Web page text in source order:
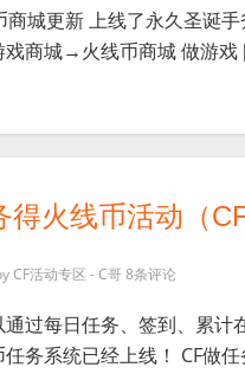
商城更新 上线了永久圣诞
戏商城→火线币商城 做游
得火线币活动（
CF活动专区 - C哥8条评论
通过每日任务、签到、累计
任务系统已经上线！ CF做